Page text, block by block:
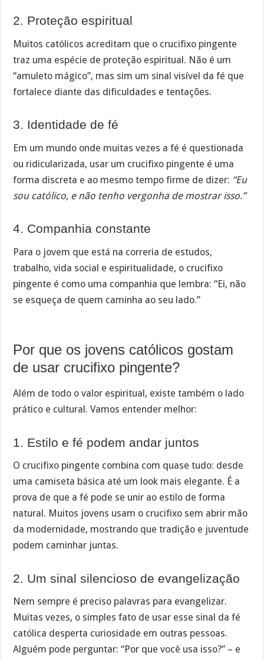
2. Proteção espiritual
Muitos católicos acreditam que o crucifixo pingente
traz uma espécie de proteção espiritual. Não é um
“amuleto mágico”, mas sim um sinal visível da fé que
fortalece diante das dificuldades e tentações.
3. Identidade de fé
Em um mundo onde muitas vezes a fé é questionada
ou ridicularizada, usar um crucifixo pingente é uma
forma discreta e ao mesmo tempo firme de dizer: “Eu
sou católico, e não tenho vergonha de mostrar isso.”
4. Companhia constante
Para o jovem que está na correria de estudos,
trabalho, vida social e espiritualidade, o crucifixo
pingente é como uma companhia que lembra: “Ei, não
se esqueça de quem caminha ao seu lado.”
Por que os jovens católicos gostam
de usar crucifixo pingente?
Além de todo o valor espiritual, existe também o lado
prático e cultural. Vamos entender melhor:
1. Estilo e fé podem andar juntos
O crucifixo pingente combina com quase tudo: desde
uma camiseta básica até um look mais elegante. É a
prova de que a fé pode se unir ao estilo de forma
natural. Muitos jovens usam o crucifixo sem abrir mão
da modernidade, mostrando que tradição e juventude
podem caminhar juntas.
2. Um sinal silencioso de evangelização
Nem sempre é preciso palavras para evangelizar.
Muitas vezes, o simples fato de usar esse sinal da fé
católica desperta curiosidade em outras pessoas.
Alguém pode perguntar: “Por que você usa isso?” – e